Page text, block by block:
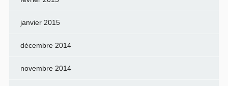
janvier 2015
décembre 2014
novembre 2014